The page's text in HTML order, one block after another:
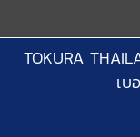
TOKURA
เบ